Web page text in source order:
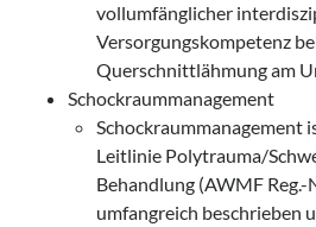
vollumfänglicher
Versorgungskompetenz
Querschnittlähmung am
Schockraummanagement
Schockraummanagement
Leitlinie Polytrauma/
Behandlung (AWMF Reg.-
umfangreich beschrieben